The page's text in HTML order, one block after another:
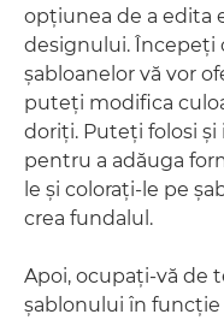
opţiunea de a edita
designului. Începeţi
şabloanelor vă vor
puteţi modifica
doriţi. Puteţi folosi
pentru a adăuga
le şi coloraţi-le pe
crea fundalul.
Apoi, ocupaţi-vă de
şablonului în funcţie